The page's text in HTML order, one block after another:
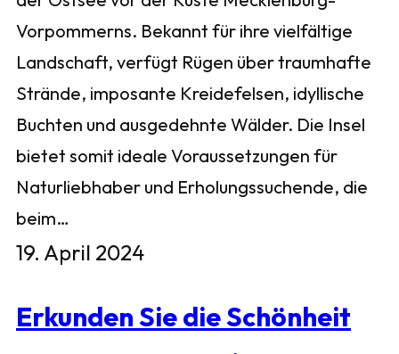
Vorpommerns. Bekannt für ihre vielfältige
Landschaft, verfügt Rügen über traumhafte
Strände, imposante Kreidefelsen, idyllische
Buchten und ausgedehnte Wälder. Die Insel
bietet somit ideale Voraussetzungen für
Naturliebhaber und Erholungssuchende, die
beim…
19. April 2024
Erkunden Sie die Schönheit